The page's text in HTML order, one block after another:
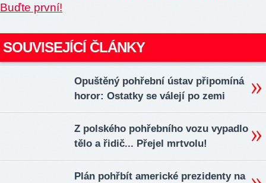
Buďte první!
SOUVISEJÍCÍ ČLÁNKY
Opuštěný pohřební ústav připomíná
horor: Ostatky se válejí po zemi
Z polského pohřebního vozu vypadlo
tělo a řidič... Přejel mrtvolu!
Plán pohřbít americké prezidenty na